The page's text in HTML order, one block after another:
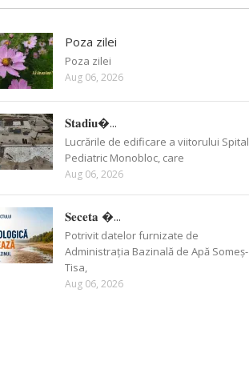
Poza zilei
Poza zilei
Aug 06, 2026
𝐒𝐭𝐚𝐝𝐢𝐮�...
Lucrările de edificare a viitorului Spital
Pediatric Monobloc, care
Aug 06, 2026
𝐒𝐞𝐜𝐞𝐭𝐚 �...
Potrivit datelor furnizate de
Administrația Bazinală de Apă Someș-
Tisa,
Aug 06, 2026